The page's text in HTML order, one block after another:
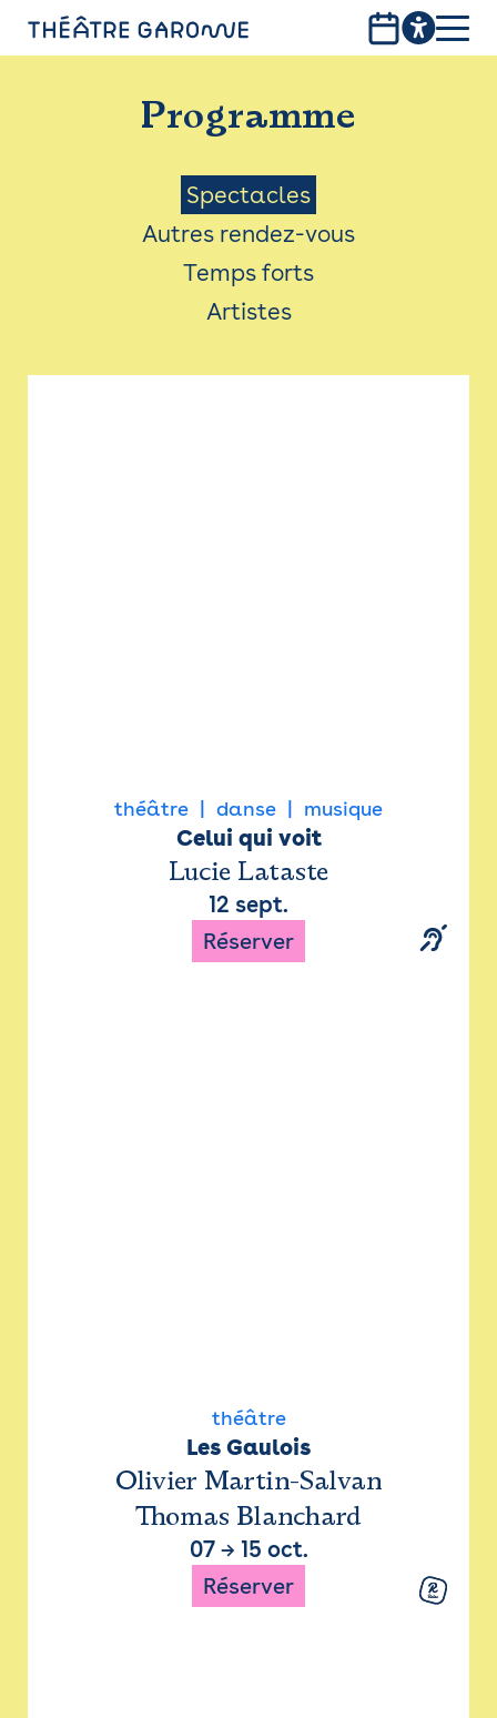
PROGRAMME
INFOS PRATIQUES
AVEC LES PUBLICS
ACCESSIBILITÉ
LES PRODUCTIONS
Programme
Menu
Saison
Spectacles
Autres rendez-vous
Temps forts
Artistes
théâtre danse musique
Celui qui voit
Lucie Lataste
12 sept.
Réserver
théâtre
Les Gaulois
Olivier Martin-Salvan
Thomas Blanchard
07→ 15 oct.
Réserver